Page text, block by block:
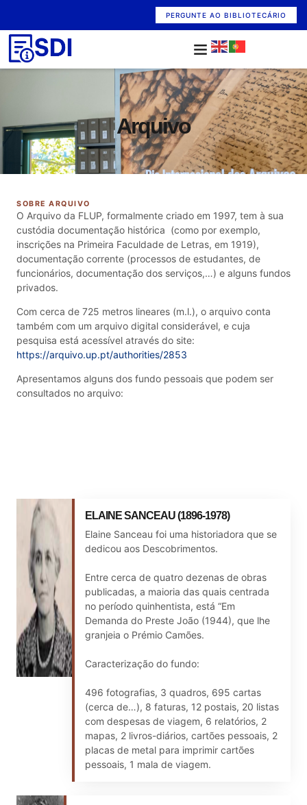
PERGUNTE AO BIBLIOTECÁRIO
Arquivo
SOBRE ARQUIVO
O Arquivo da FLUP, formalmente criado em 1997, tem à sua
custódia documentação histórica (como por exemplo,
inscrições na Primeira Faculdade de Letras, em 1919),
documentação corrente (processos de estudantes, de
funcionários, documentação dos serviços,…) e alguns fundos
privados.
Com cerca de 725 metros lineares (m.l.), o arquivo conta
também com um arquivo digital considerável, e cuja
pesquisa está acessível através do site:
https://arquivo.up.pt/authorities/2853
Apresentamos alguns dos fundo pessoais que podem ser
consultados no arquivo:
ELAINE SANCEAU (1896-1978)
Elaine Sanceau foi uma historiadora que se
dedicou aos Descobrimentos.
Entre cerca de quatro dezenas de obras
publicadas, a maioria das quais centrada
no período quinhentista, está “Em
Demanda do Preste João (1944), que lhe
granjeia o Prémio Camões.
Caracterização do fundo:
496 fotografias, 3 quadros, 695 cartas
(cerca de…), 8 faturas, 12 postais, 20 listas
com despesas de viagem, 6 relatórios, 2
mapas, 2 livros-diários, cartões pessoais, 2
placas de metal para imprimir cartões
pessoais, 1 mala de viagem.